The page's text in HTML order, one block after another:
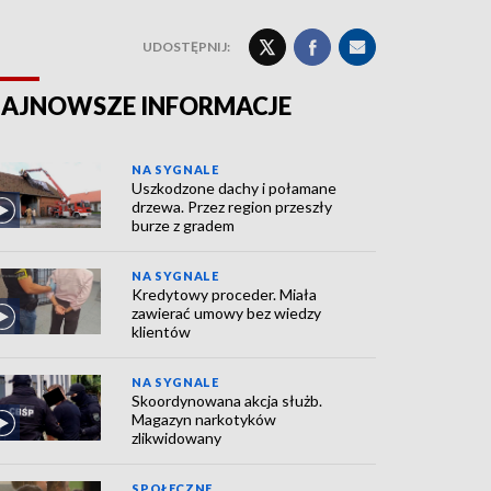
UDOSTĘPNIJ:
INFORMACJE
NA SYGNALE
Uszkodzone dachy i połamane
drzewa. Przez region przeszły
burze z gradem
NA SYGNALE
Kredytowy proceder. Miała
zawierać umowy bez wiedzy
klientów
NA SYGNALE
Skoordynowana akcja służb.
Magazyn narkotyków
zlikwidowany